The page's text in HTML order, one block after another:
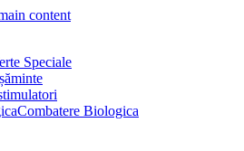
content
Speciale
Combatere Biologica